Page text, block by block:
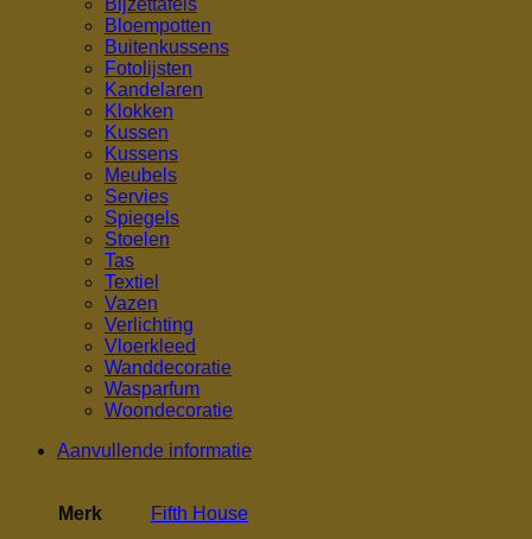
Bloempotten
Buitenkussens
Fotolijsten
Kandelaren
Klokken
Kussen
Kussens
Meubels
Servies
Spiegels
Stoelen
Tas
Textiel
Vazen
Verlichting
Vloerkleed
Wanddecoratie
Wasparfum
Woondecoratie
Aanvullende informatie
Merk Fifth House